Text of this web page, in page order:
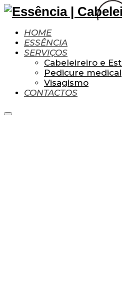
HOME
ESSÊNCIA
SERVIÇOS
Cabeleireiro e
Pedicure medical
Visagismo
CONTACTOS